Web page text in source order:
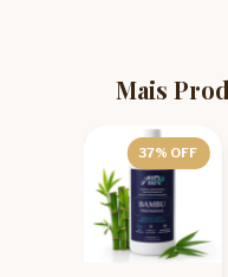
Mais
37% OFF